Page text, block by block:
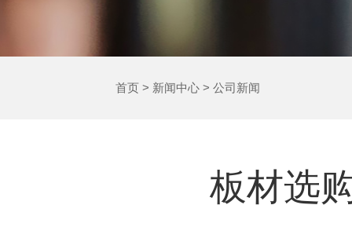
首页> 新闻中心> 公司新闻
板材选